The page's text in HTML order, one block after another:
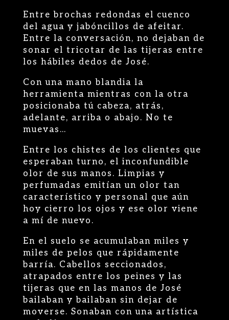
Entre brochas redondas el cuenco
del agua y jabóncillos de afeitar.
Entre la conversación, no dejaban de
sonar el tricotar de las tijeras entre
los hábiles dedos de José.
Con una mano blandia la
herramienta mientras con la otra
posicionaba tú cabeza, atrás,
adelante, arriba o abajo. No te
muevas…
Entre los chistes de los clientes que
esperaban turno, el inconfundible
olor de sus manos. Limpias y
perfumadas emitían un olor tan
característico y personal que aún
hoy cierro los ojos y ese olor viene
a mí de nuevo.
En el suelo se acumulaban miles y
miles de pelos que rápidamente
barría. Cabellos seccionados,
atrapados entre los peines y las
tijeras que en las manos de José
bailaban y bailaban sin dejar de
moverse. Sonaban con una artística